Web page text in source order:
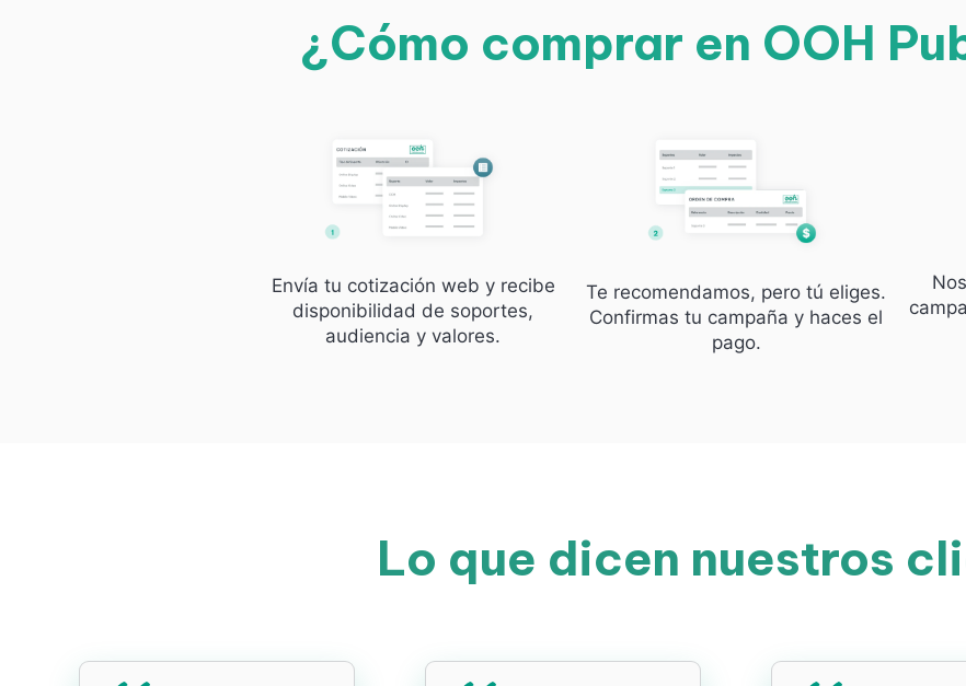
¿Cómo comprar en OOH
Envía tu cotización web y recibe
disponibilidad de soportes,
audiencia y valores.
Te recomendamos, pero tú eliges.
Confirmas tu campaña y haces el
pago.
Lo que dicen nuestros